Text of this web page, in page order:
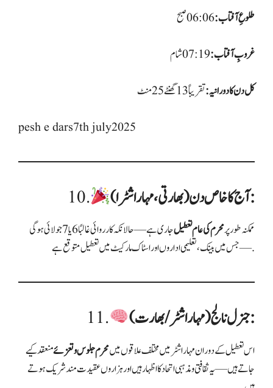
طلوعِ آفتاب:
غروبِ آفتاب:
کل دن کا دورانیہ:تقریباً 13 گھنٹے 25 منٹ
pesh e dars7th july2025
10. آج کا خاص دن (بھارتی، مہاراشٹرا):
ممکنہ طور پرمحرم کی عام تعطیل
جاری ہے—حالانکہ کارروائی غالبًا 6 یا 7 جولائی ہوگی
—جس میں بینک، تعلیمی اداروں اور اسٹاک مارکیٹ میں تعطیل متوقع ہے .
11. جنرل نالج (مہاراشٹر/بھارت):
اس تعطیل کے دوران مہاراشٹر میں مختلف علاقوں میںمحرم جلوس و تعزئےمنعقد کیے
جاتے ہیں—یہ ثقافتی و مذہبی اتحاد کا اظہار ہیں اور ہزاروں عقیدت مند شریک ہوتے